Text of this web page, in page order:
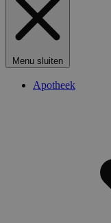
Menu sluiten
Apotheek